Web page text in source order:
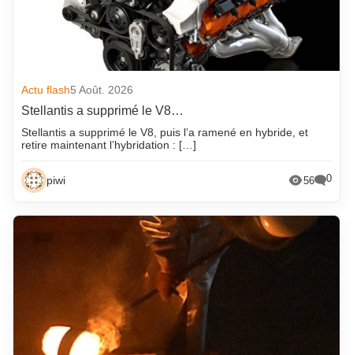
Actu flash5 Août. 2026
Stellantis a supprimé le V8…
Stellantis a supprimé le V8, puis l’a ramené en hybride, et
retire maintenant l’hybridation : […]
piwi 56 0